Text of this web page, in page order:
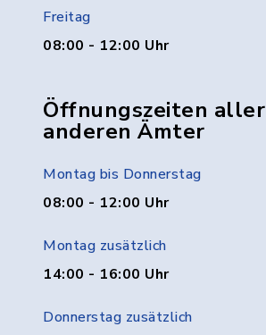
Freitag
08:00 - 12:00 Uhr
Öffnungszeiten aller
anderen Ämter
Montag bis Donnerstag
08:00 - 12:00 Uhr
Montag zusätzlich
14:00 - 16:00 Uhr
Donnerstag zusätzlich